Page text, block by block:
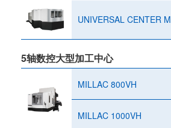
UNIVERSAL CENTER
5轴数控大型加工中心
MILLAC 800VH
MILLAC 1000VH